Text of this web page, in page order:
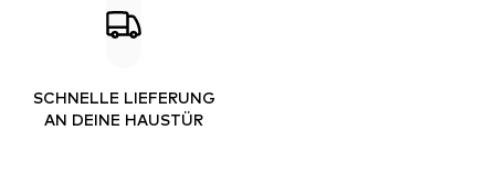
SCHNELLE LIEFERUNG
AN DEINE HAUSTÜR